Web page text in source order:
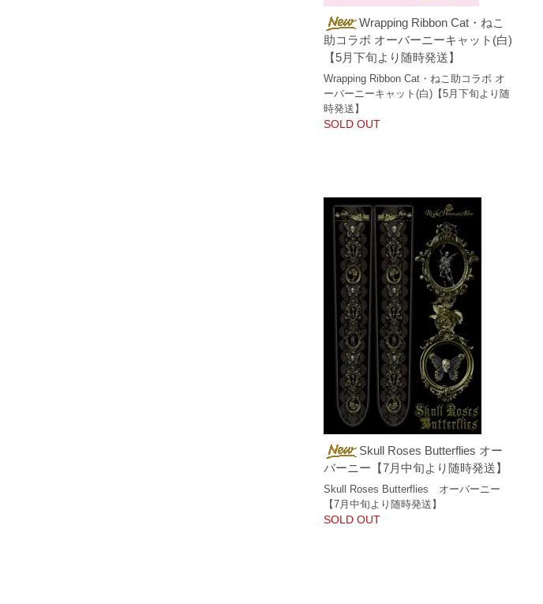
Wrapping Ribbon Cat・ねこ
助コラボ オーバーニーキャット(白)
【5月下旬より随時発送】
Wrapping Ribbon Cat・ねこ助コラボ オ
ーバーニーキャット(白)【5月下旬より随
時発送】
SOLD OUT
Skull Roses Butterflies オー
バーニー【7月中旬より随時発送】
Skull Roses Butterflies オーバーニー
【7月中旬より随時発送】
SOLD OUT